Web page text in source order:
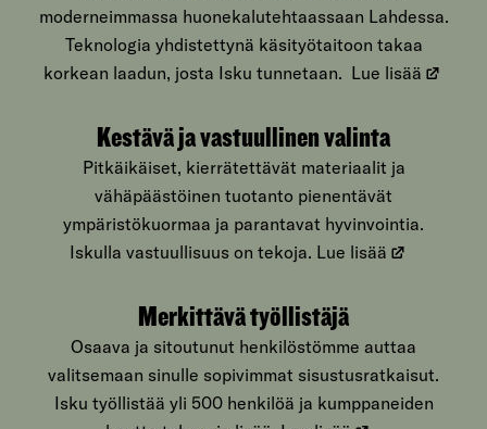
moderneimmassa huonekalutehtaassaan Lahdessa.
Teknologia yhdistettynä käsityötaitoon takaa
korkean laadun, josta Isku tunnetaan. Lue lisää
Kestävä ja vastuullinen valinta
Pitkäikäiset, kierrätettävät materiaalit ja
vähäpäästöinen tuotanto pienentävät
ympäristökuormaa ja parantavat hyvinvointia.
Iskulla vastuullisuus on tekoja. Lue lisää
Merkittävä työllistäjä
Osaava ja sitoutunut henkilöstömme auttaa
valitsemaan sinulle sopivimmat sisustusratkaisut.
Isku työllistää yli 500 henkilöä ja kumppaneiden